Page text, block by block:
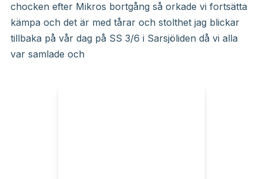
chocken efter Mikros bortgång så orkade vi fortsätta
kämpa och det är med tårar och stolthet jag blickar
tillbaka på vår dag på SS 3/6 i Sarsjöliden då vi alla
var samlade och